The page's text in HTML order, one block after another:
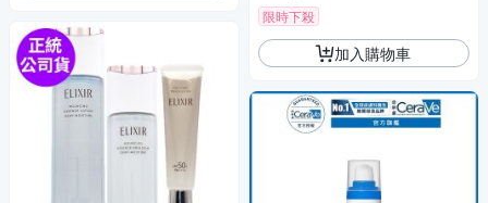
限時下殺
加入購物車